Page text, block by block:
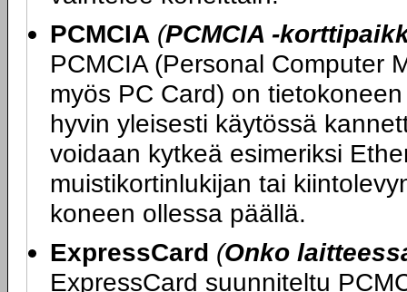
PCMCIA (PCMCIA -
PCMCIA (Personal Computer
myös PC Card) on
hyvin yleisesti käytössä
voidaan kytkeä esimeriksi
muistikortinlukijan tai
koneen ollessa päällä.
ExpressCard (Onko
ExpressCard suunniteltu